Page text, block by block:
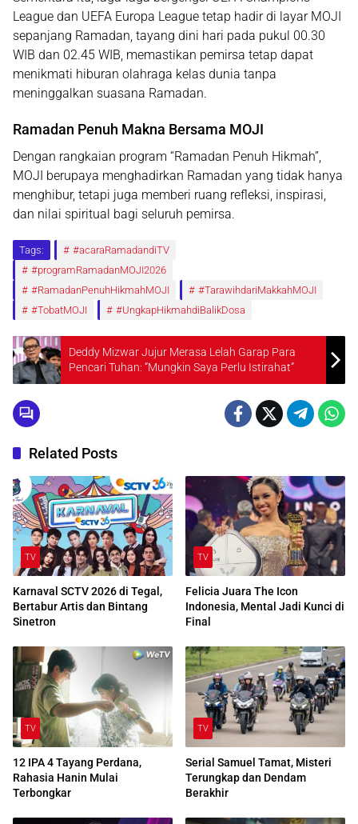
League dan UEFA Europa League tetap hadir di layar MOJI
sepanjang Ramadan, tayang dini hari pada pukul 00.30
WIB dan 02.45 WIB , memastikan pemirsa tetap dapat
menikmati hiburan olahraga kelas dunia tanpa
meninggalkan suasana Ramadan.
Ramadan Penuh Makna Bersama MOJI
Dengan rangkaian program “Ramadan Penuh Hikmah”
MOJI berupaya menghadirkan Ramadan yang tidak hanya
menghibur, tetapi juga memberi ruang refleksi, inspirasi,
dan nilai spiritual bagi seluruh pemirsa.
Tags:
#acaraRamadandiTV
#programRamadanMOJI2026
#RamadanPenuhHikmahMOJI
#TarawihdariMakkahMOJI
#TobatMOJI
#UngkapHikmahdiBalikDosa
Deddy Mizwar Jujur Merasa Lelah Garap Para
Pencari Tuhan: “Mungkin Saya Perlu Istirahat”
Related Posts
TV
Karnaval SCTV 2026 di Tegal,
Bertabur Artis dan Bintang
Sinetron
TV
Felicia Juara The Icon
Indonesia, Mental Jadi Kunci di
Final
TV
12 IPA 4 Tayang Perdana,
Rahasia Hanin Mulai
Terbongkar
TV
Serial Samuel Tamat, Misteri
Terungkap dan Dendam
Berakhir